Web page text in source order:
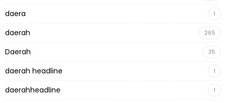
daera 1
daerah 265
Daerah 35
daerah headline 1
daerahheadline 1